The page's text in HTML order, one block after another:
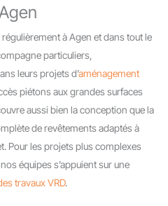
à Agen et dans tout le
particuliers,
leurs projets d’aménagement
piétons aux grandes surfaces
aussi bien la conception que la
de revêtements adaptés à
Pour les projets plus complexes
équipes s’appuient sur une
travaux VRD.